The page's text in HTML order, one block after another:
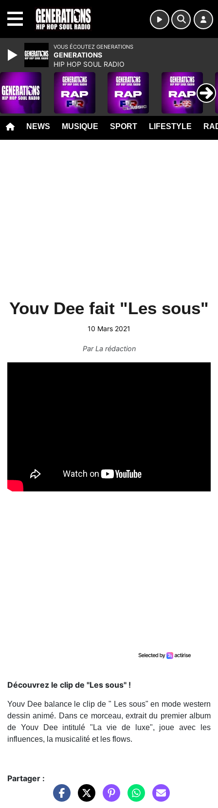
NEWS MUSIQUE SPORT LIFESTYLE
Youv Dee fait "Les sous"
10 Mars 2021
ParLa rédaction
Découvrez le clip de "Les sous" !
Youv Dee balance le clip de " Les sous" en mode western
dessin animé. Dans ce morceau, extrait du premier album
de Youv Dee intitulé "La vie de luxe", joue avec les
influences, la musicalité et les flows.
Partager :
VOUS ÉCOUTEZ GENERATIONS
GENERATIONS
HIP HOP SOUL RADIO